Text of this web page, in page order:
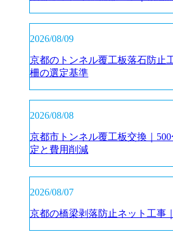
2026/08/09
京都のトンネル覆工板落石防止
柵の選定基準
2026/08/08
京都市トンネル覆工板交換｜
定と費用削減
2026/08/07
京都の橋梁剥落防止ネット工事